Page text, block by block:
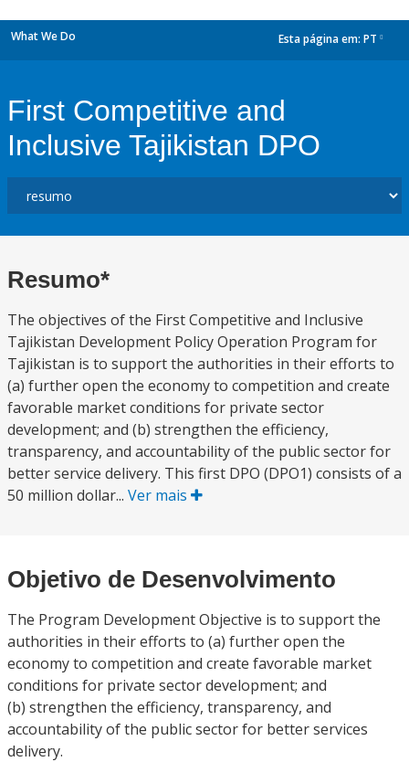
What We Do Esta página em: PT
First Competitive and
Inclusive Tajikistan DPO
Resumo*
The objectives of the First Competitive and Inclusive
Tajikistan Development Policy Operation Program for
Tajikistan is to support the authorities in their efforts to
(a) further open the economy to competition and create
favorable market conditions for private sector
development; and (b) strengthen the efficiency,
transparency, and accountability of the public sector for
better service delivery. This first DPO (DPO1) consists of a
50 million dollar... Ver mais
Objetivo de Desenvolvimento
The Program Development Objective is to support the
authorities in their efforts to (a) further open the
economy to competition and create favorable market
conditions for private sector development; and
(b) strengthen the efficiency, transparency, and
accountability of the public sector for better services
delivery.